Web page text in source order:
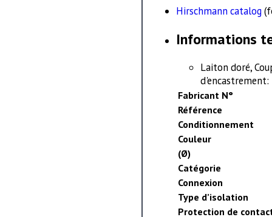
Hirschmann catalog
Informations
Laiton doré,
Fabricant N°
Référence
Conditionnement
Couleur
(Ø)
Catégorie
Connexion
Type d’isolation
Protection de